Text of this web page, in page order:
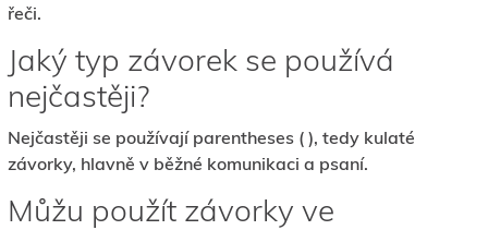
řeči.
Jaký typ závorek se používá
nejčastěji?
Nejčastěji se používají parentheses ( ), tedy kulaté
závorky, hlavně v běžné komunikaci a psaní.
Můžu použít závorky ve